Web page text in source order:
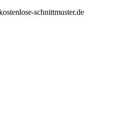
schnittmuster.de